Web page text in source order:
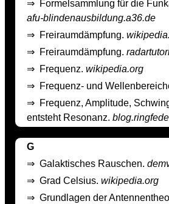
⇒ Formelsammlung für die
afu-blindenausbildung.a36.de
⇒ Freiraumdämpfung.
⇒ Freiraumdämpfung.
⇒ Frequenz. wikipedia.org
⇒ Frequenz- und
⇒ Frequenz, Amplitude,
entsteht Resonanz.
G
⇒ Galaktisches Rauschen.
⇒ Grad Celsius. wikipedia.org
⇒ Grundlagen der